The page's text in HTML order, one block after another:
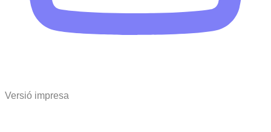
Versió impresa